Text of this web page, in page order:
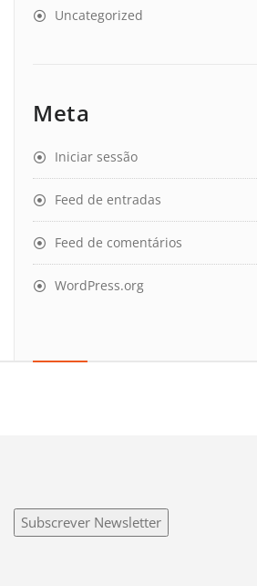
Uncategorized
Meta
Iniciar sessão
Feed de entradas
Feed de comentários
WordPress.org
Subscrever Newsletter